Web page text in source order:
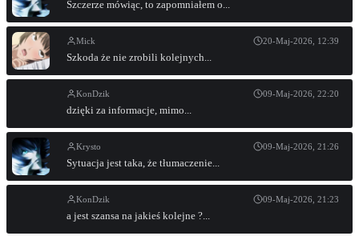
Szczerze mówiąc, to zapomniałem o...
Mick 20-Maj-2026, 12:39
Szkoda że nie zrobili kolejnych...
KonDzik 09-Maj-2026, 22:20
dzięki za informacje, mimo...
Krysto 09-Maj-2026, 21:26
Sytuacja jest taka, że tłumaczenie...
KonDzik 09-Maj-2026, 21:23
a jest szansa na jakieś kolejne ?...